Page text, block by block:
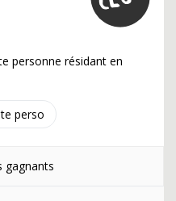
perso
personne résidant en
gagnants